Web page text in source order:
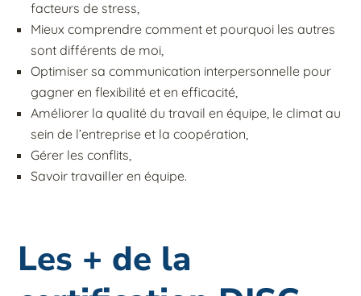
facteurs de stress,
Mieux comprendre comment et pourquoi les autres
sont différents de moi,
Optimiser sa communication interpersonnelle pour
gagner en flexibilité et en efficacité,
Améliorer la qualité du travail en équipe, le climat au
sein de l’entreprise et la coopération,
Gérer les conflits,
Savoir travailler en équipe.
Les + de la